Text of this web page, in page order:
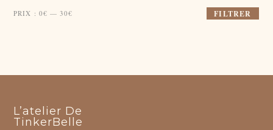
Prix
Prix
FILTRER
PRIX :0€ —30€
L’atelier De
TinkerBelle